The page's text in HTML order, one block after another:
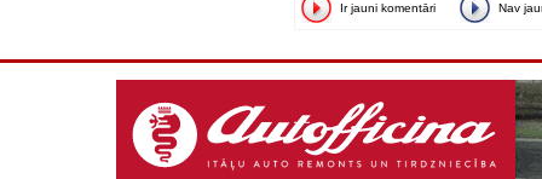
Ir jauni komentāri Nav